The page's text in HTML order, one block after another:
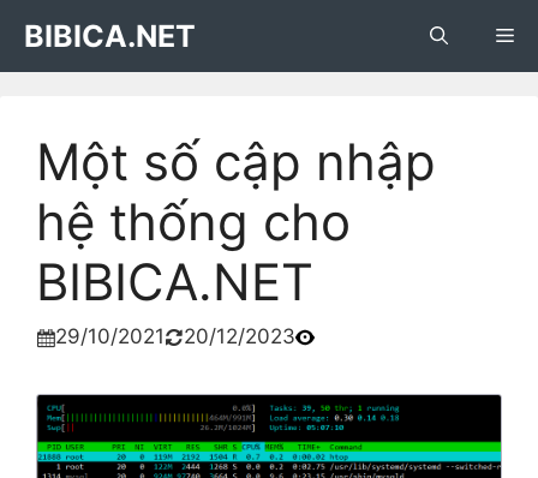
content
BIBICA.NET
Một số cập nhập
hệ thống cho
BIBICA.NET
29/10/202120/12/2023